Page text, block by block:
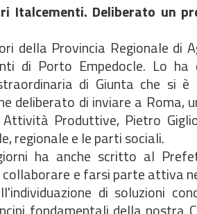
Italcementi. Deliberato un
della Provincia Regionale
di Porto Empedocle. Lo
di Giunta che si è
deliberato di inviare a
Produttive, Pietro
regionale e le parti sociali.
ha anche scritto al
e farsi parte attiva
di soluzioni